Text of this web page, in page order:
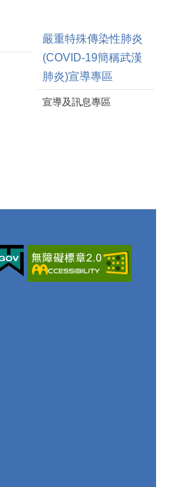
嚴重特殊傳染性肺炎
(COVID-19簡稱武漢
肺炎)宣導專區
宣導及訊息專區